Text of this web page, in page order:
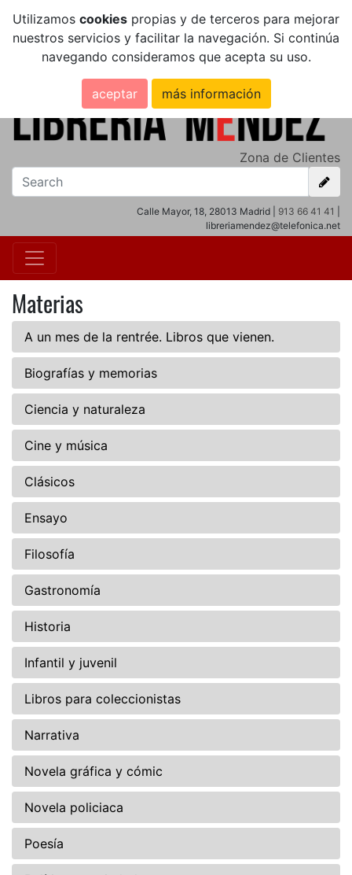
Utilizamos cookies propias y de terceros para mejorar
nuestros servicios y facilitar la navegación. Si continúa
navegando consideramos que acepta su uso.
aceptar más información
Zona de Clientes
Calle Mayor, 18, 28013 Madrid | 913 66 41 41
libreriamendez@telefonica.net
Materias
A un mes de la rentrée. Libros que vienen.
Biografías y memorias
Ciencia y naturaleza
Cine y música
Clásicos
Ensayo
Filosofía
Gastronomía
Historia
Infantil y juvenil
Libros para coleccionistas
Narrativa
Novela gráfica y cómic
Novela policiaca
Poesía